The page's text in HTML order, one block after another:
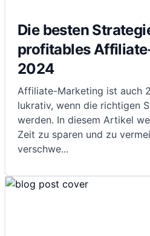
Die besten
profitables
2024
Affiliate-Marketing ist auch
lukrativ, wenn die richtigen
werden. In diesem Artikel
Zeit zu sparen und zu
verschwe...